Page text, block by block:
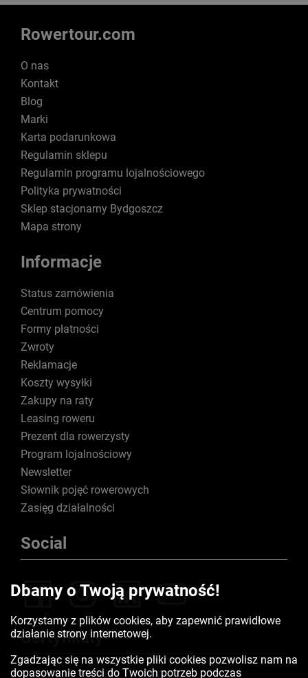
Rowertour.com
O nas
Kontakt
Blog
Marki
Karta podarunkowa
Regulamin sklepu
Regulamin programu lojalnościowego
Polityka prywatności
Sklep stacjonarny Bydgoszcz
Mapa strony
Informacje
Status zamówienia
Centrum pomocy
Formy płatności
Zwroty
Reklamacje
Koszty wysyłki
Zakupy na raty
Leasing roweru
Prezent dla rowerzysty
Program lojalnościowy
Newsletter
Słownik pojęć rowerowych
Zasięg działalności
Social
Certyfikaty
Dbamy o Twoją prywatność!
Korzystamy z plików cookies, aby zapewnić prawidłowe
działanie strony internetowej.
Zgadzając się na wszystkie pliki cookies pozwolisz nam na
dopasowanie treści do Twoich potrzeb podczas